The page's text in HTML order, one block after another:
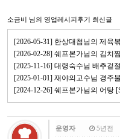
소금비 님의 영업레시피후기 최신글
[2026-05-31] 한상대첩님의 제육
[2026-02-28] 쉐프본가님의 김치
[2025-11-16] 대령숙수님 배추겉
[2025-01-01] 재야의고수님 경주
[2024-12-26] 쉐프본가님의 어탕
운영자 5년전